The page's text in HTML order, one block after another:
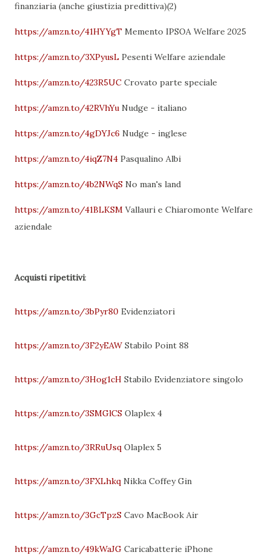
finanziaria (anche giustizia predittiva)(2)
https://amzn.to/41HYYgT Memento IPSOA Welfare 2025
https://amzn.to/3XPyusL Pesenti Welfare aziendale
https://amzn.to/423R5UC Crovato parte speciale
https://amzn.to/42RVhYu Nudge - italiano
https://amzn.to/4gDYJc6 Nudge - inglese
https://amzn.to/4iqZ7N4 Pasqualino Albi
https://amzn.to/4b2NWqS No man's land
https://amzn.to/41BLKSM Vallauri e Chiaromonte Welfare
aziendale
Acquisti ripetitivi:
https://amzn.to/3bPyr80 Evidenziatori
https://amzn.to/3F2yEAW Stabilo Point 88
https://amzn.to/3Hog1cH Stabilo Evidenziatore singolo
https://amzn.to/3SMGlCS Olaplex 4
https://amzn.to/3RRuUsq Olaplex 5
https://amzn.to/3FXLhkq Nikka Coffey Gin
https://amzn.to/3GcTpzS Cavo MacBook Air
https://amzn.to/49kWaJG Caricabatterie iPhone